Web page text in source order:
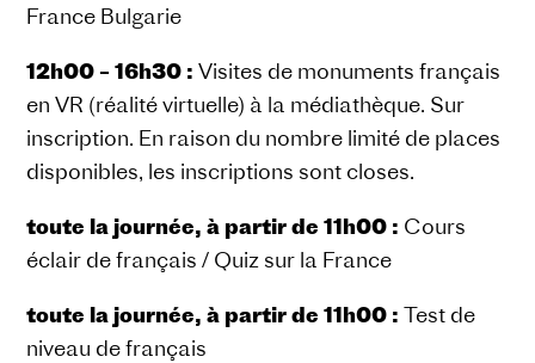
France Bulgarie
12h00 – 16h30 : Visites de monuments français
en VR (réalité virtuelle) à la médiathèque. Sur
inscription. En raison du nombre limité de places
disponibles, les inscriptions sont closes.
toute la journée, à partir de 11h00 : Cours
éclair de français / Quiz sur la France
toute la journée, à partir de 11h00 : Test de
niveau de français